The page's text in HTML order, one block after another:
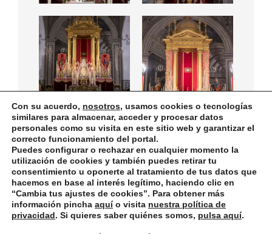
Política de privacidad Designed using Unos. Powered byWordPress.
Con su acuerdo, nosotros, usamos cookies o tecnologías
similares para almacenar, acceder y procesar datos
personales como su visita en este sitio web y garantizar el
correcto funcionamiento del portal.
Puedes configurar o rechazar en cualquier momento la
utilización de cookies y también puedes retirar tu
consentimiento u oponerte al tratamiento de tus datos que
hacemos en base al interés legítimo, haciendo clic en
“Cambia tus ajustes de cookies”. Para obtener más
información pincha aquío visita nuestra política de
privacidad. Si quieres saber quiénes somos, pulsa aquí.